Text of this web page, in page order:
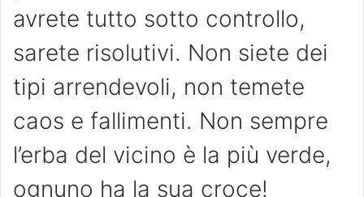
avrete tutto sotto controllo,
sarete risolutivi. Non siete dei
tipi arrendevoli, non temete
caos e fallimenti. Non sempre
l’erba del vicino è la più verde,
ognuno ha la sua croce!